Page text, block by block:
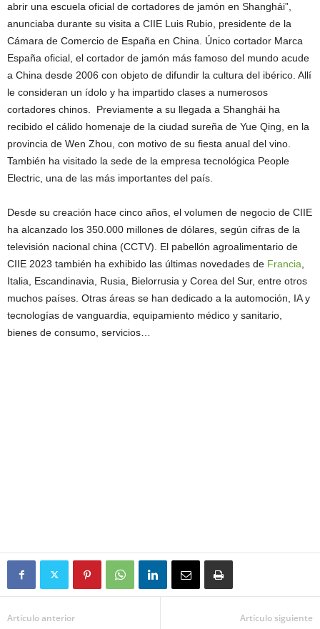
abrir una escuela oficial de cortadores de jamón en Shanghái”,
anunciaba durante su visita a CIIE Luis Rubio, presidente de la
Cámara de Comercio de España en China. Único cortador Marca
España oficial, el cortador de jamón más famoso del mundo acude
a China desde 2006 con objeto de difundir la cultura del ibérico. Allí
le consideran un ídolo y ha impartido clases a numerosos
cortadores chinos. Previamente a su llegada a Shanghái ha
recibido el cálido homenaje de la ciudad sureña de Yue Qing, en la
provincia de Wen Zhou, con motivo de su fiesta anual del vino.
También ha visitado la sede de la empresa tecnológica People
Electric, una de las más importantes del país.
Desde su creación hace cinco años, el volumen de negocio de CIIE
ha alcanzado los 350.000 millones de dólares, según cifras de la
televisión nacional china (CCTV). El pabellón agroalimentario de
CIIE 2023 también ha exhibido las últimas novedades de Francia
Italia, Escandinavia, Rusia, Bielorrusia y Corea del Sur, entre otros
muchos países. Otras áreas se han dedicado a la automoción, IA y
tecnologías de vanguardia, equipamiento médico y sanitario,
bienes de consumo, servicios…
Artículo anterior Artículo siguiente